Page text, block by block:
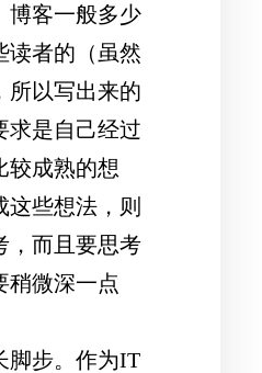
博客一般多少
读者的（虽然
所以写出来的
求是自己经过
较成熟的想
这些想法，则
，而且要思考
稍微深一点
脚步。作为IT